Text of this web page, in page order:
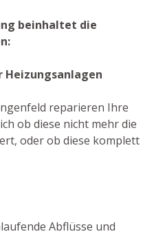
beinhaltet die
reparieren Ihre
ob diese nicht mehr die
oder ob diese komplett
Abflüsse und